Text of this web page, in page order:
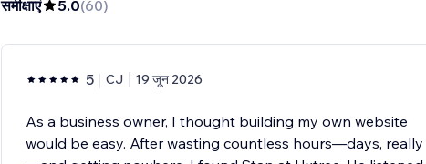
समीक्षाएं 5.0(60)
5 CJ 19 जून 2026
As a business owner, I thought building my own website
would be easy. After wasting countless hours—days, really